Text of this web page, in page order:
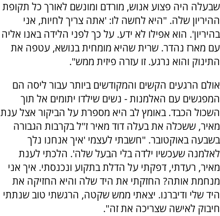
שבעלה היה פצוע אנוש, מורדם ומונשם לאורך כל תקופת
ההיריון שלה. "היא לחשה לו: 'אתה צריך לחיות, אני
בהיריון'. הוא אפילו לא ידע. על כך לפני הלידה באנו אליה
עם מארז נהדר. שרית שהיא מומחית בנושא, עטפה את
התינוק והוא נרגע. זו עזרה פיזית ממש".
אולם הרגעים הקשים והמקודשים ביותר עבור ליסה הם
המפגשים עם האלמנות - נשים שילדו יתומים אל תוך
השכול הכבד. באומץ לב היא מספרת על הביקור אצל ענת
מאיר, ששכלה את בעלה דוד מאיר ז"ל בקרבות הגבורה
בשבעה באוקטובר. "חשבתי לעצמי 'איך אנחנו נלך
לאלמנה שעכשיו ילדה בלי הבעל שלה'. הלכתי לענת
מאיר, רעדתי, דפקתי על הדלת בתקוע ונכנסתי. איך אני
מנחמת אותה? החזקתי את היד שלה והיא החזיקה את
היד שלי ודיברנו. יצאתי ממש שקטה, הרגשתי טוב שנתתי
חיבוק לאישה שצריכה את זה".